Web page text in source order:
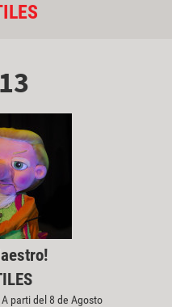
parti del 8 de Agosto